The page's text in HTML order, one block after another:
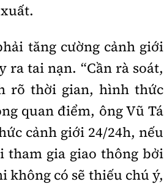
tăng cường cảnh giới
ra tai nạn. “Cần rà soát,
rõ thời gian, hình thức
quan điểm, ông Vũ Tá
cảnh giới 24/24h, nếu
tham gia giao thông bởi
không có sẽ thiếu chú ý,